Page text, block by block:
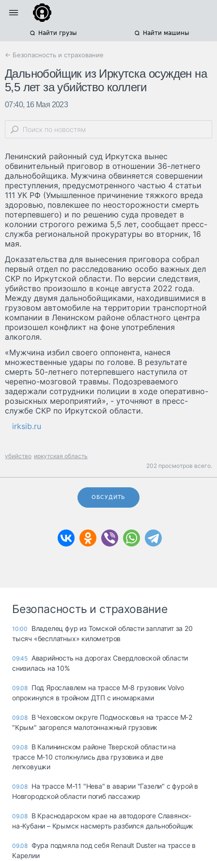
Найти грузы Найти машины
← Безопасность и страхование
Дальнобойщик из Иркутска осужден на
5,5 лет за убийство коллеги
07:40, 16 Мая 2023
Ленинский районный суд Иркутска вынес
обвинительный приговор в отношении 36-летнего
дальнобойщика. Мужчина обвиняется совершении
преступления, предусмотренного частью 4 статьи
111 УК РФ (Умышленное причинение тяжкого вреда
здоровью, повлекшее по неосторожности смерть
потерпевшего) и по решению суда проведет в
колонии строгого режима 5,5 лет, сообщает пресс-
служба региональной прокуратуры во вторник, 16
мая.
Доказательства для вынесения приговора собрал
первый отдел по расследованию особо важных дел
СКР по Иркутской области. По версии следствия,
убийство произошло в конце августа 2022 года.
Между двумя дальнобойщиками, находившимися в
грузовом автомобиле на территории транспортной
компании в Ленинском районе областного центра
произошел конфликт на фоне употребления
алкоголя.
«Мужчина избил своего оппонента, нанеся
множественные удары по голове. В результате
смерть 50-летнего потерпевшего наступила от
черепно-мозговой травмы. Подозреваемого
задержали сотрудники полиции в ходе оперативно-
розыскных мероприятий», - уточняют в пресс-
службе СКР по Иркутской области.
irksib.ru
убийство иркутская область
202 просмотров всего.
ОБСУДИТЬ
Безопасность и страхование
10:00
Владелец фур из Томской области заплатит за 20
тысяч «бесплатных» километров
09:45 Аварийность на дорогах Свердловской области
снизилась на 10%
09.08 Под Ярославлем на трассе М-8 грузовик Volvo
опрокинулся в тройном ДТП с иномарками
09.08 В Чеховском округе Подмосковья на трассе М-2
"Крым" загорелся малотоннажный грузовик
09.08 В Калининском районе Тверской области на
трассе М-10 столкнулись два грузовика и две
легковушки
09.08 На трассе М-11 "Нева" в аварии "Газели" с фурой в
Новгородской области погиб пассажир
09.08 В Краснодарском крае на автодороге Славянск-
на-Кубани – Крымск насмерть разбился дальнобойщик
09.08 Фура подмяла под себя Renault Duster на трассе в
Карелии